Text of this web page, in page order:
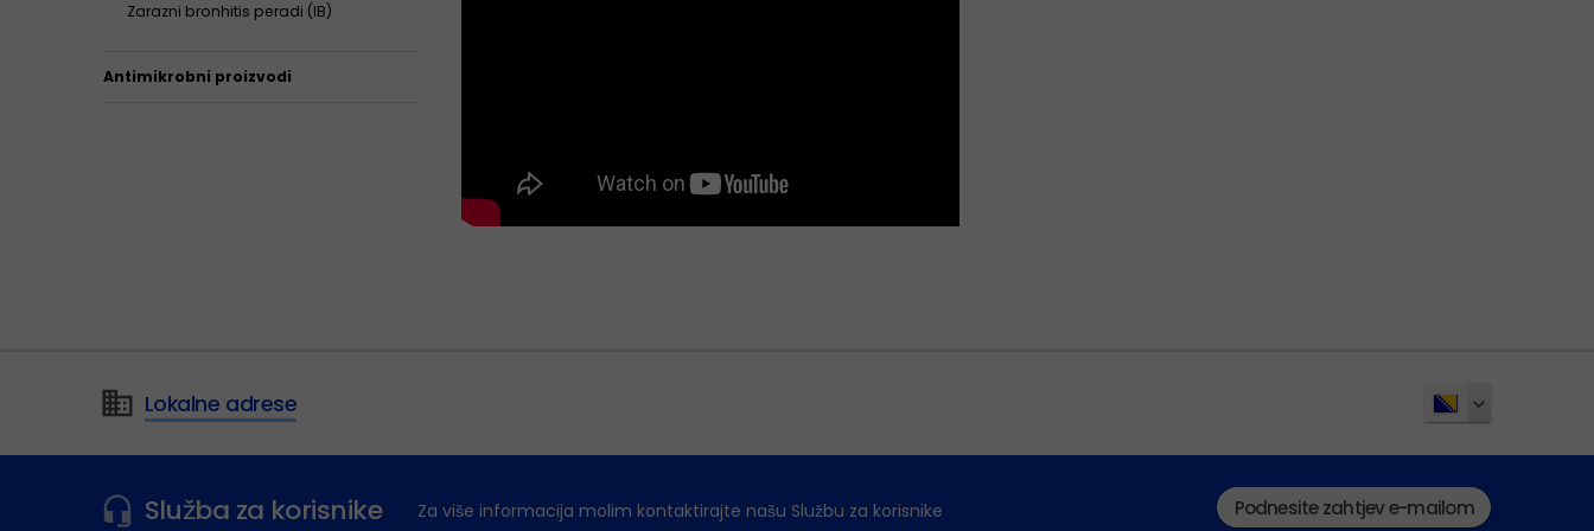
Zarazni bronhitis peradi (IB)
Antimikrobni proizvodi
Lokalne adrese
Služba za korisnike Za više informacija molim kontaktirajte našu Službu za korisnike Podnesite zahtjev e-mailom